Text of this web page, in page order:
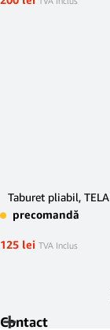
Taburet pliabil, TELA
precomandă
125 lei TVA Inclus
Contact